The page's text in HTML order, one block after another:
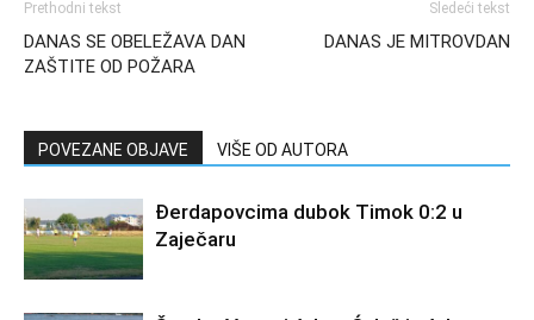
Prethodni tekst
DANAS SE OBELEŽAVA DAN
ZAŠTITE OD POŽARA
Sledeći tekst
DANAS JE MITROVDAN
POVEZANE OBJAVE VIŠE OD AUTORA
Đerdapovcima dubok Timok 0:2 u
Zaječaru